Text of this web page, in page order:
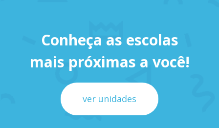
Conheça as escolas
mais próximas a você!
ver unidades